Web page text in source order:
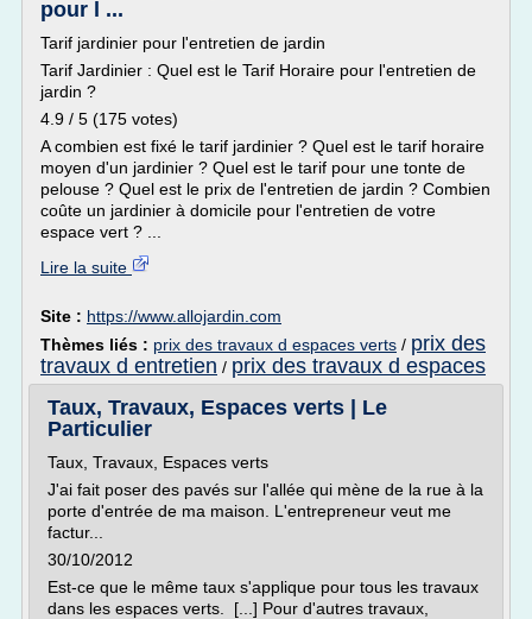
pour l ...
Tarif jardinier pour l'entretien de jardin
Tarif Jardinier : Quel est le Tarif Horaire pour l'entretien de
jardin ?
4.9 / 5 (175 votes)
A combien est fixé le tarif jardinier ? Quel est le tarif horaire
moyen d'un jardinier ? Quel est le tarif pour une tonte de
pelouse ? Quel est le prix de l'entretien de jardin ? Combien
coûte un jardinier à domicile pour l'entretien de votre
espace vert ? ...
Lire la suite
Site : https://www.allojardin.com
Thèmes liés : prix des travaux d espaces verts / prix des
travaux d entretien / prix des travaux d espaces
Taux, Travaux, Espaces verts | Le
Particulier
Taux, Travaux, Espaces verts
J'ai fait poser des pavés sur l'allée qui mène de la rue à la
porte d'entrée de ma maison. L'entrepreneur veut me
factur...
30/10/2012
Est-ce que le même taux s'applique pour tous les travaux
dans les espaces verts. [...] Pour d'autres travaux,